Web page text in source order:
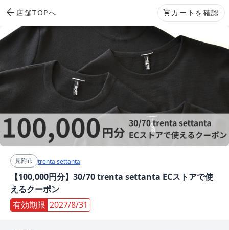
arrow_back 店舗TOPへ shopping_cart カートを確認
見附市 trenta settanta
【100,000円分】30/70 trenta settanta ECストアで使
えるクーポン
有効期限 2027/8/31